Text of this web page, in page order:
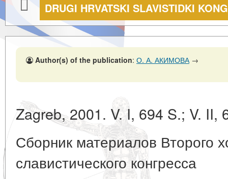
DRUGI HRVATSKI SLAVISTIDKI
Author(s) of the publication: О. А. АКИМОВА→
Zagreb, 2001. V. I, 694 S.; V. II,
Сборник материалов Второго
славистического конгресса